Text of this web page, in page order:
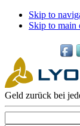
Skip to
Skip to main
Geld zurück bei